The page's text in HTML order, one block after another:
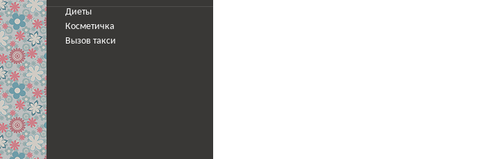
Диеты
Косметичка
Вызов такси